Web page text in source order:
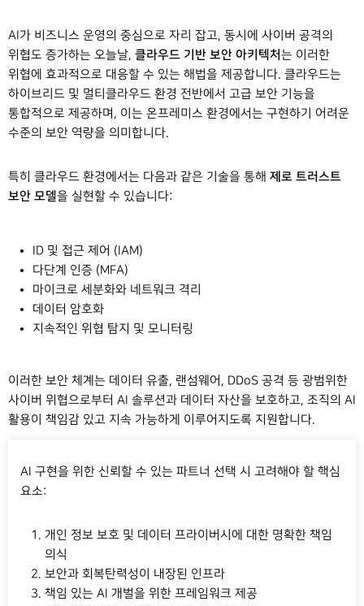
AI가 비즈니스 운영의 중심으로 자리 잡고, 동시에 사이버 공격의
위협도 증가하는 오늘날, 클라우드 기반 보안 아키텍처는 이러한
위협에 효과적으로 대응할 수 있는 해법을 제공합니다. 클라우드는
하이브리드 및 멀티클라우드 환경 전반에서 고급 보안 기능을
통합적으로 제공하며, 이는 온프레미스 환경에서는 구현하기 어려운
수준의 보안 역량을 의미합니다.
특히 클라우드 환경에서는 다음과 같은 기술을 통해 제로 트러스트
보안 모델을 실현할 수 있습니다:
ID 및 접근 제어 (IAM)
다단계 인증 (MFA)
마이크로 세분화와 네트워크 격리
데이터 암호화
지속적인 위협 탐지 및 모니터링
이러한 보안 체계는 데이터 유출, 랜섬웨어 , DDoS 공격 등 광범위한
사이버 위협으로부터 AI 솔루션과 데이터 자산을 보호하고, 조직의 AI
활용이 책임감 있고 지속 가능하게 이루어지도록 지원합니다.
AI 구현을 위한 신뢰할 수 있는 파트너 선택 시 고려해야 할 핵심
요소:
개인 정보 보호 및 데이터 프라이버시에 대한 명확한 책임
의식
보안과 회복탄력성이 내장된 인프라
책임 있는 AI 개벌을 위한 프레임워크 제공